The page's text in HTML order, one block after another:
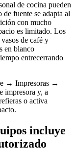
de cocina pueden
fuente se adapta al
con mucho
es limitado. Los
de café y
en blanco
entrecerrando
→ Impresoras →
impresora y, a
o activa
incluye